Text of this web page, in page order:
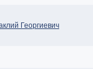
Георгиевич